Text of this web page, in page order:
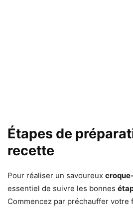
Étapes de
recette
Pour réaliser un savoureux
essentiel de suivre les bonnes
Commencez par préchauffer votre